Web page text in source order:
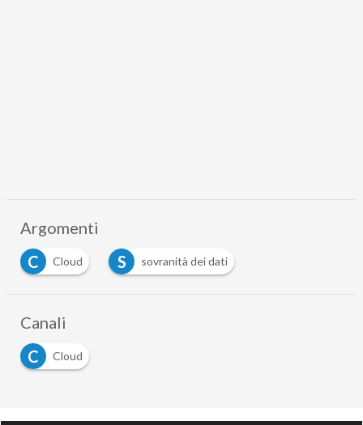
Argomenti
C
Cloud S sovranità dei dati
Canali
C
Cloud